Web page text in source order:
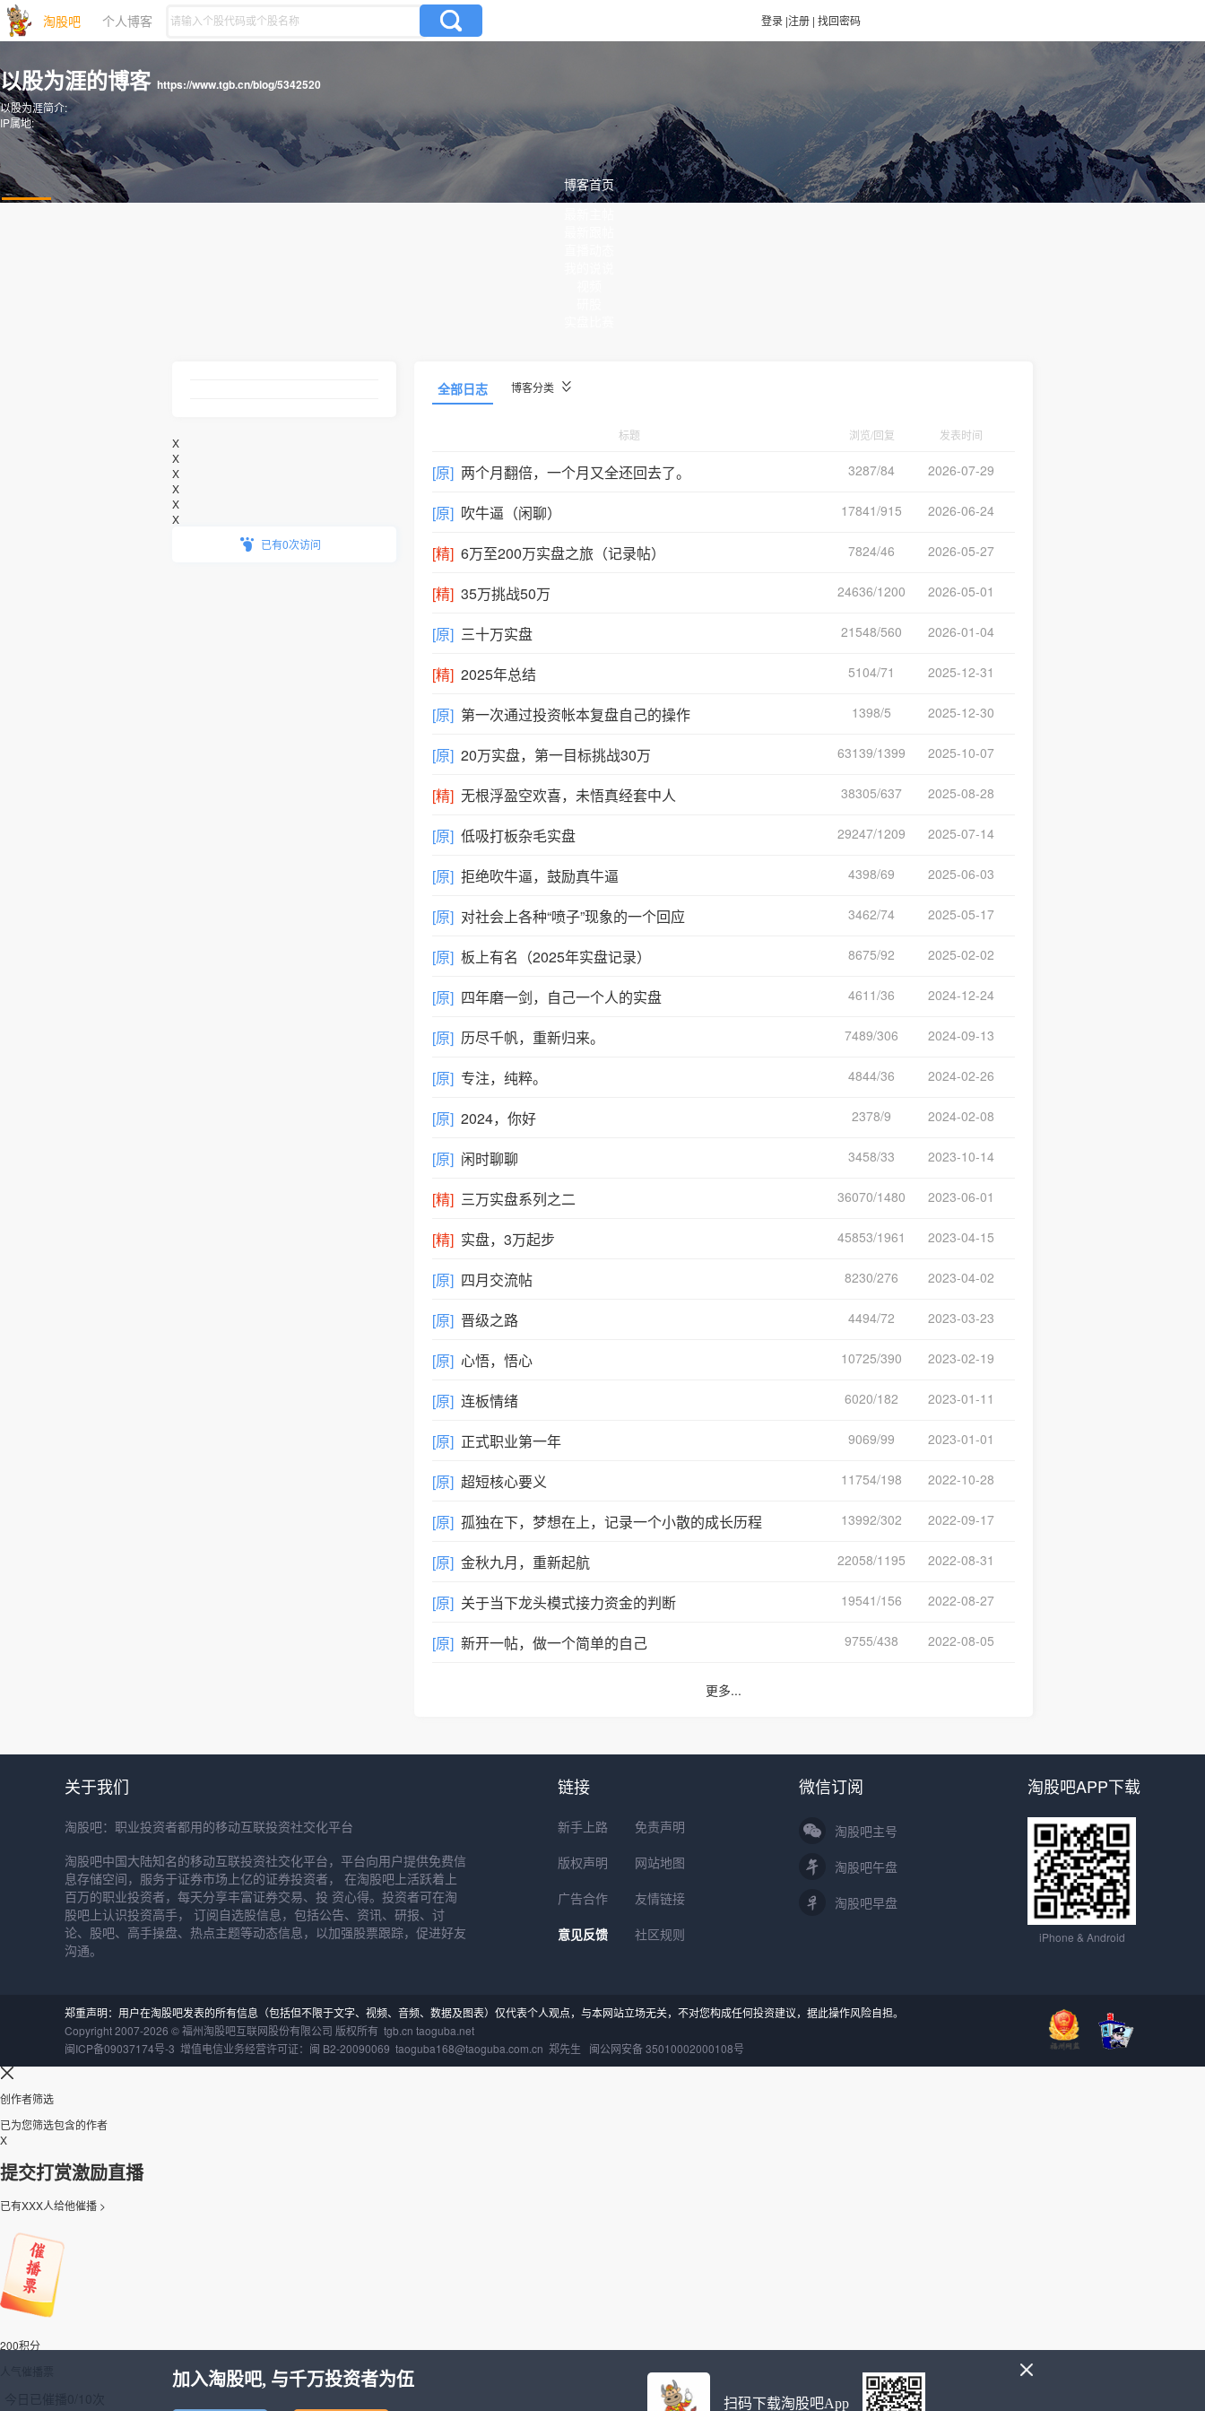
淘股吧 个人博客 登录 |注册 | 找回密码
以股为涯的博客 https://www.tgb.cn/blog/5342520
以股为涯简介:
IP属地:
博客首页
X
X
X
X
X
X
已有0次访问
全部日志 博客分类
标题 浏览/回复 发表时间
[原] 两个月翻倍，一个月又全还回去了。 3287/84 2026-07-29
[原] 吹牛逼（闲聊） 17841/915 2026-06-24
[精] 6万至200万实盘之旅（记录帖） 7824/46 2026-05-27
[精] 35万挑战50万 24636/1200 2026-05-01
[原] 三十万实盘 21548/560 2026-01-04
[精] 2025年总结 5104/71 2025-12-31
[原] 第一次通过投资帐本复盘自己的操作 1398/5 2025-12-30
[原] 20万实盘，第一目标挑战30万 63139/1399 2025-10-07
[精] 无根浮盈空欢喜，未悟真经套中人 38305/637 2025-08-28
[原] 低吸打板杂毛实盘 29247/1209 2025-07-14
[原] 拒绝吹牛逼，鼓励真牛逼 4398/69 2025-06-03
[原] 对社会上各种“喷子”现象的一个回应 3462/74 2025-05-17
[原] 板上有名（2025年实盘记录） 8675/92 2025-02-02
[原] 四年磨一剑，自己一个人的实盘 4611/36 2024-12-24
[原] 历尽千帆，重新归来。 7489/306 2024-09-13
[原] 专注，纯粹。 4844/36 2024-02-26
[原] 2024，你好 2378/9 2024-02-08
[原] 闲时聊聊 3458/33 2023-10-14
[精] 三万实盘系列之二 36070/1480 2023-06-01
[精] 实盘，3万起步 45853/1961 2023-04-15
[原] 四月交流帖 8230/276 2023-04-02
[原] 晋级之路 4494/72 2023-03-23
[原] 心悟，悟心 10725/390 2023-02-19
[原] 连板情绪 6020/182 2023-01-11
[原] 正式职业第一年 9069/99 2023-01-01
[原] 超短核心要义 11754/198 2022-10-28
[原] 孤独在下，梦想在上，记录一个小散的成长历程 13992/302 2022-09-17
[原] 金秋九月，重新起航 22058/1195 2022-08-31
[原] 关于当下龙头模式接力资金的判断 19541/156 2022-08-27
[原] 新开一帖，做一个简单的自己 9755/438 2022-08-05
更多...
加入淘股吧, 与千万投资者为伍
扫码下载淘股吧App
关于我们
淘股吧：职业投资者都用的移动互联投资社交化平台
淘股吧中国大陆知名的移动互联投资社交化平台，平台向用户提供免费信
息存储空间，服务于证券市场上亿的证券投资者， 在淘股吧上活跃着上
百万的职业投资者，每天分享丰富证券交易、投 资心得。投资者可在淘
股吧上认识投资高手， 订阅自选股信息，包括公告、资讯、研报、讨
论、股吧、高手操盘、热点主题等动态信息，以加强股票跟踪，促进好友
沟通。
链接
新手上路
免责声明
版权声明
网站地图
广告合作
友情链接
意见反馈
社区规则
微信订阅
淘股吧主号
淘股吧午盘
淘股吧早盘
淘股吧APP下载
iPhone & Android
郑重声明：用户在淘股吧发表的所有信息（包括但不限于文字、视频、音频、数据及图表）仅代表个人观点，与本网站立场无关，不对您构成任何投资建议，据此操作风险自担。
Copyright 2007-2026 ©福州淘股吧互联网股份有限公司 版权所有 tgb.cn taoguba.net
闽ICP备09037174号-3 增值电信业务经营许可证：闽 B2-20090069 taoguba168@taoguba.com.cn 郑先生 闽公网安备 35010002000108号
创作者筛选
已为您筛选包含的作者
X
提交打赏激励直播
已有XXX人给他催播 >
200积分